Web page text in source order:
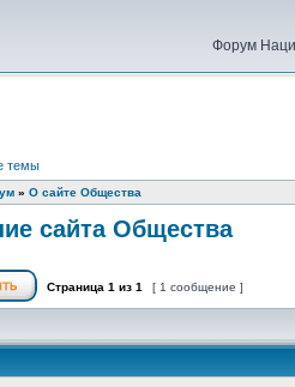
Форум
темы
» О сайте Общества
сайта Общества
Страница 1 из 1 [ 1 сообщение ]